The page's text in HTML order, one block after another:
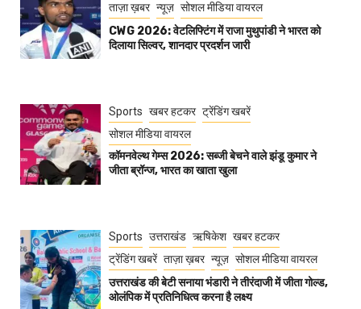
ताज़ा ख़बर न्यूज़ सोशल मीडिया वायरल
CWG 2026: वेटलिफ्टिंग में राजा मुथुपांडी ने भारत को
दिलाया सिल्वर, शानदार प्रदर्शन जारी
Sports खबर हटकर ट्रेंडिंग खबरें
सोशल मीडिया वायरल
कॉमनवेल्थ गेम्स 2026: सब्जी बेचने वाले झंडू कुमार ने
जीता ब्रॉन्ज, भारत का खाता खुला
Sports उत्तराखंड ऋषिकेश खबर हटकर
ट्रेंडिंग खबरें ताज़ा ख़बर न्यूज़ सोशल मीडिया वायरल
उत्तराखंड की बेटी सनाया भंडारी ने तीरंदाजी में जीता गोल्ड,
ओलंपिक में प्रतिनिधित्व करना है लक्ष्य